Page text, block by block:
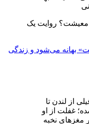
معیشت؟ روایت یک
بهانه می‌شود و زندگی